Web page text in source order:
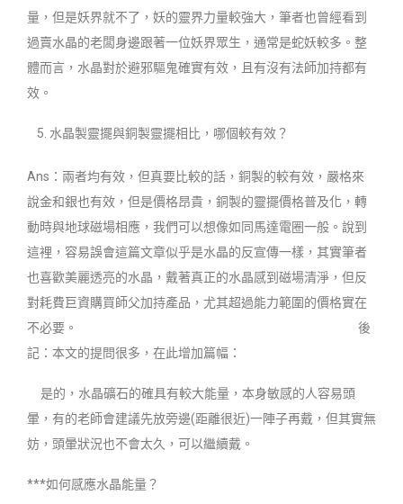
量，但是妖界就不了，妖的靈界力量較強大，筆者也曾經看到
過賣水晶的老闆身邊跟著一位妖界眾生，通常是蛇妖較多。整
體而言，水晶對於避邪驅鬼確實有效，且有沒有法師加持都有
效。
水晶製靈擺與銅製靈擺相比，哪個較有效？
Ans：兩者均有效，但真要比較的話，銅製的較有效，嚴格來
說金和銀也有效，但是價格昂貴，銅製的靈擺價格普及化，轉
動時與地球磁場相應，我們可以想像如同馬達電圈一般。說到
這裡，容易誤會這篇文章似乎是水晶的反宣傳一樣，其實筆者
也喜歡美麗透亮的水晶，戴著真正的水晶感到磁場清淨，但反
對耗費巨資購買師父加持產品，尤其超過能力範圍的價格實在
不必要。 後
記：本文的提問很多，在此增加篇幅：
是的，水晶礦石的確具有較大能量，本身敏感的人容易頭
暈，有的老師會建議先放旁邊(距離很近)一陣子再戴，但其實無
妨，頭暈狀況也不會太久，可以繼續戴。
***如何感應水晶能量？